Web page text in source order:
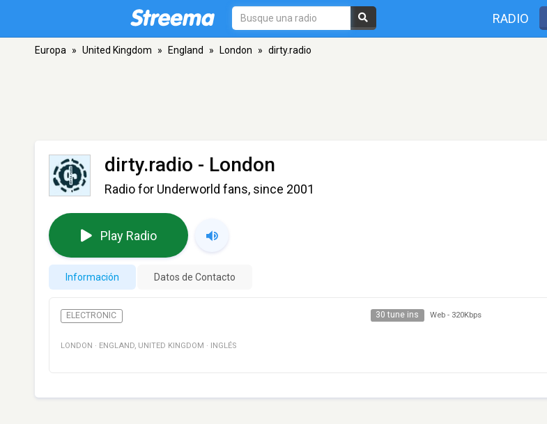
RADIO
Europa » United Kingdom » England » London » dirty.radio
dirty.radio - London
Radio for Underworld fans, since 2001
Play Radio
Información Datos de Contacto
ELECTRONIC 30 tune ins Web - 320Kbps
LONDON · ENGLAND, UNITED KINGDOM · INGLÉS